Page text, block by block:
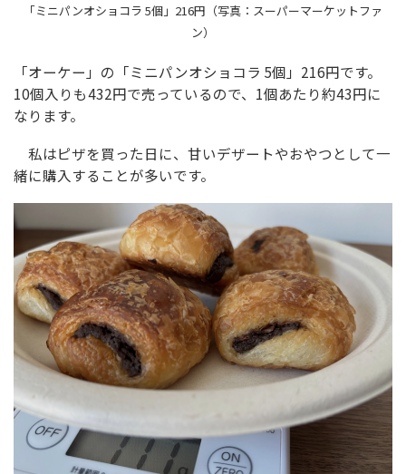
「ミニパンオショコラ 5個」216円（写真：スーパーマーケットファ
ン）
「オーケー」の「ミニパンオショコラ 5個」216円です。
10個入りも432円で売っているので、1個あたり約43円に
なります。
私はピザを買った日に、甘いデザートやおやつとして一
緒に購入することが多いです。